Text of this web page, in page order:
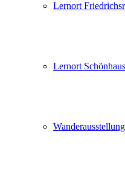
Lernort
Lernort
Wanderausstellung